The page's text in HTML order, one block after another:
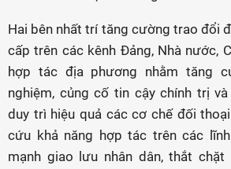
Hai bên nhất trí tăng cường trao đổi
cấp trên các kênh Đảng, Nhà nước,
hợp tác địa phương nhằm tăng
nghiệm, củng cố tin cậy chính trị
duy trì hiệu quả các cơ chế đối
cứu khả năng hợp tác trên các
mạnh giao lưu nhân dân, thắt